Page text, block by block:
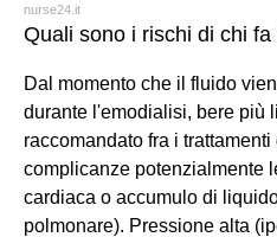
nurse24.it
Quali sono i rischi di chi fa
Dal momento che il fluido
durante l'emodialisi, bere più
raccomandato fra i
complicanze potenzialmente
cardiaca o accumulo di
polmonare). Pressione alta